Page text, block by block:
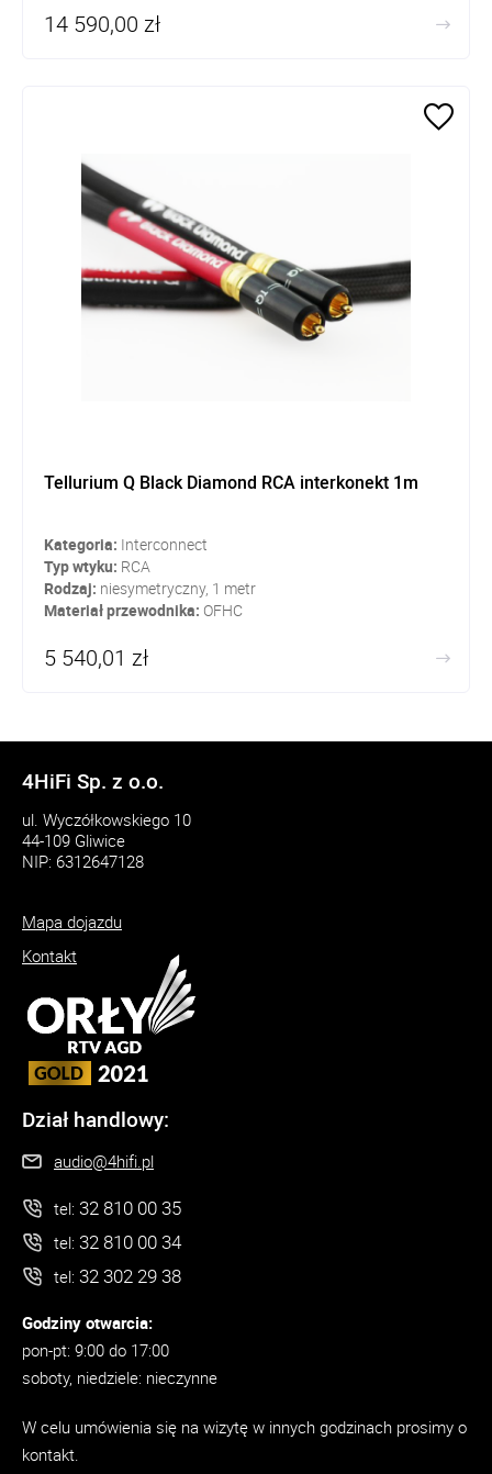
14 590,00 zł
Tellurium Q Black Diamond RCA interkonekt 1m
Kategoria: Interconnect
Typ wtyku: RCA
Rodzaj: niesymetryczny, 1 metr
Materiał przewodnika: OFHC
5 540,01 zł
4HiFi Sp. z o.o.
ul. Wyczółkowskiego 10
44-109 Gliwice
NIP: 6312647128
Mapa dojazdu
Kontakt
Dział handlowy:
audio@4hifi.pl
tel: 32 810 00 35
tel: 32 810 00 34
tel: 32 302 29 38
Godziny otwarcia:
pon-pt: 9:00 do 17:00
soboty, niedziele: nieczynne
W celu umówienia się na wizytę w innych godzinach prosimy o
kontakt.